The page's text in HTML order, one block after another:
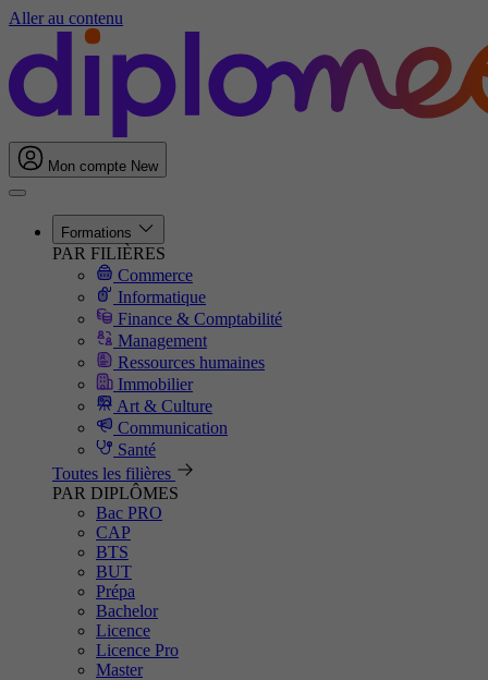
Aller au contenu
Mon compte New
Formations
PAR FILIÈRES
Commerce
Informatique
Finance & Comptabilité
Management
Ressources humaines
Immobilier
Art & Culture
Communication
Santé
Toutes les filières
PAR DIPLÔMES
Bac PRO
CAP
BTS
BUT
Prépa
Bachelor
Licence
Licence Pro
Master